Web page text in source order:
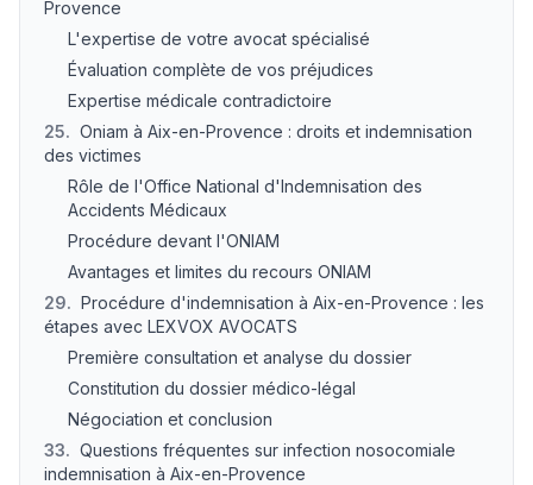
Provence
L'expertise de votre avocat spécialisé
Évaluation complète de vos préjudices
Expertise médicale contradictoire
25. Oniam à Aix-en-Provence : droits et indemnisation
des victimes
Rôle de l'Office National d'Indemnisation des
Accidents Médicaux
Procédure devant l'ONIAM
Avantages et limites du recours ONIAM
29. Procédure d'indemnisation à Aix-en-Provence : les
étapes avec LEXVOX AVOCATS
Première consultation et analyse du dossier
Constitution du dossier médico-légal
Négociation et conclusion
33. Questions fréquentes sur infection nosocomiale
indemnisation à Aix-en-Provence